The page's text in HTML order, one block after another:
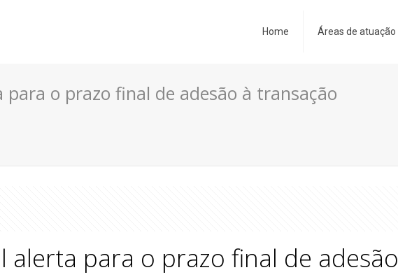
Home Áreas de atuação
para o prazo final de adesão à transação
alerta para o prazo final de